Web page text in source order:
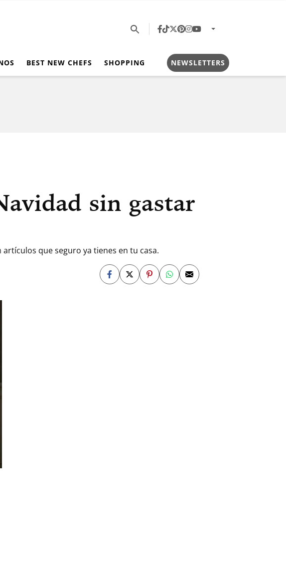
BEST NEW CHEFS SHOPPING NEWSLETTERS
sin gastar
que seguro ya tienes en tu casa.